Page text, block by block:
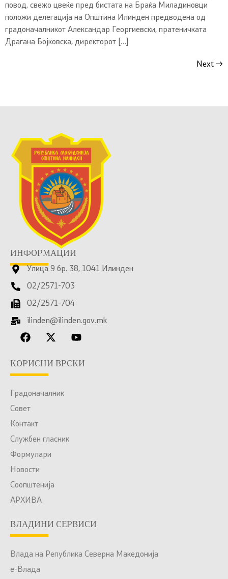
повод, свежо цвеќе пред бистата на Браќа Миладиновци
положи делегација на Општина Илинден предводена од
градоначалникот Александар Георгиевски, пратеничката
Драгана Бојковска, директорот […]
Next →
ИНФОРМАЦИИ
Улица 9 бр. 38, 1041 Илинден
02/2571-703
02/2571-704
ilinden@ilinden.gov.mk
КОРИСНИ ВРСКИ
Градоначалник
Совет
Контакт
Службен гласник
Формулари
Новости
Соопштенија
АРХИВА
ВЛАДИНИ СЕРВИСИ
Влада на Република Северна Македонија
е-Влада